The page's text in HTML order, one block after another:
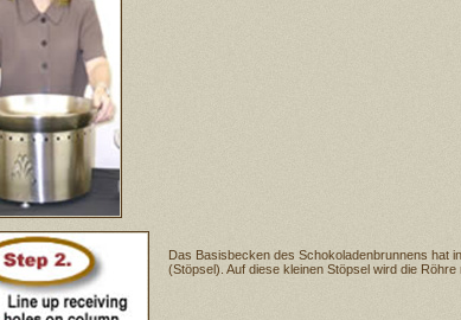
Das Basisbecken des Schokoladenbrunnens hat
(Stöpsel). Auf diese kleinen Stöpsel wird die